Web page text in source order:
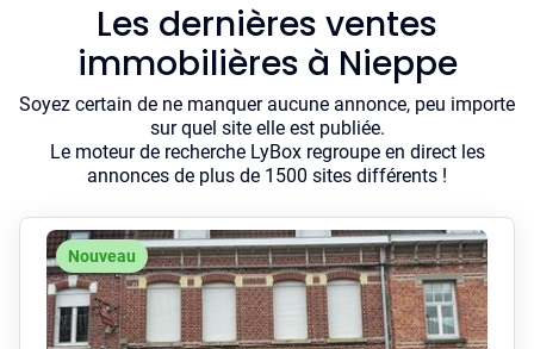
Les dernières ventes
immobilières à Nieppe
Soyez certain de ne manquer aucune annonce, peu importe
sur quel site elle est publiée.
Le moteur de recherche LyBox regroupe en direct les
annonces de plus de 1500 sites différents !
Nouveau